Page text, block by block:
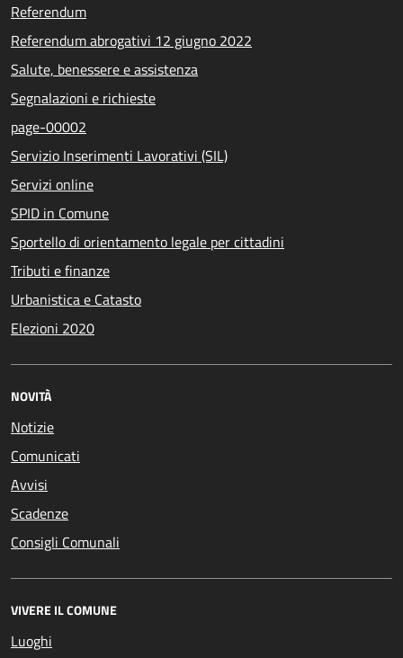
Referendum
Referendum abrogativi 12 giugno 2022
Salute, benessere e assistenza
Segnalazioni e richieste
page-00002
Servizio Inserimenti Lavorativi (SIL)
Servizi online
SPID in Comune
Sportello di orientamento legale per cittadini
Tributi e finanze
Urbanistica e Catasto
Elezioni 2020
NOVITÀ
Notizie
Comunicati
Avvisi
Scadenze
Consigli Comunali
VIVERE IL COMUNE
Luoghi